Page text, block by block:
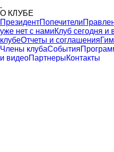
О КЛУБЕ
ПрезидентПопечители
уже нет с намиКлуб сегодня и
клубеОтчеты и соглашения
Члены клубаСобытия
и видеоПартнерыКонтакты